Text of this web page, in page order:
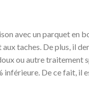
avec un parquet en
taches. De plus, il
ou autre traitement
inférieure. De ce fait, il